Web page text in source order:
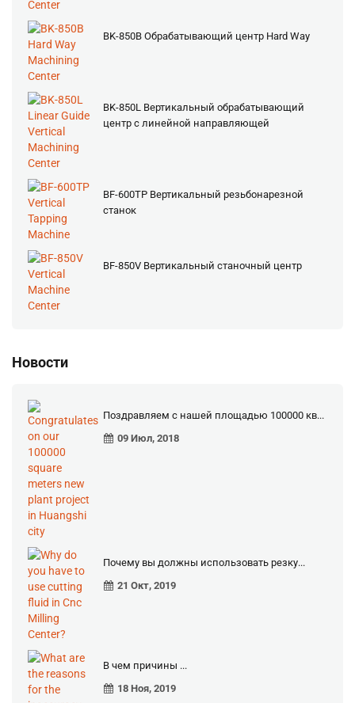
BK-850B Обрабатывающий центр Hard Way
BK-850L Вертикальный обрабатывающий
центр с линейной направляющей
BF-600TP Вертикальный резьбонарезной
станок
BF-850V Вертикальный станочный центр
Новости
Поздравляем с нашей площадью 100000 кв...
09 Июл, 2018
Почему вы должны использовать резку...
21 Окт, 2019
В чем причины ...
18 Ноя, 2019